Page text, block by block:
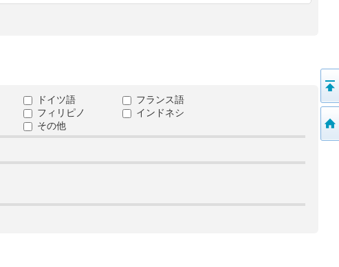
ドイツ語
フランス語
フィリピノ
インドネシ
その他